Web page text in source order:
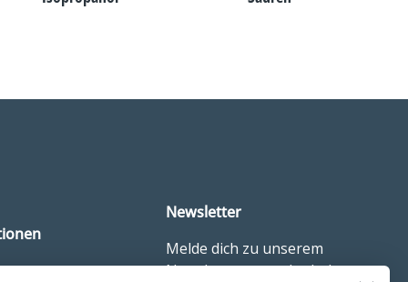
Newsletter
Melde dich zu unserem
Newsletter an und erhalte